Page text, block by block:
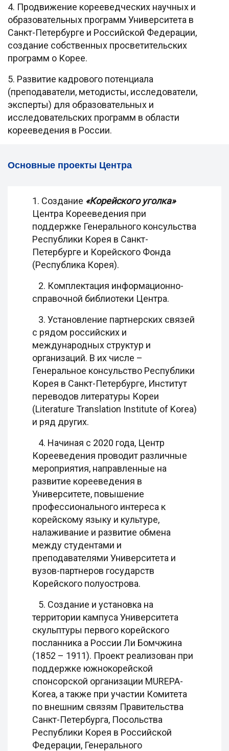
4. Продвижение корееведческих научных и
образовательных программ Университета в
Санкт-Петербурге и Российской Федерации,
создание собственных просветительских
программ о Корее.
5. Развитие кадрового потенциала
(преподаватели, методисты, исследователи,
эксперты) для образовательных и
исследовательских программ в области
корееведения в России.
Основные проекты Центра
1. Создание «Корейского уголка»
Центра Корееведения при
поддержке Генерального консульства
Республики Корея в Санкт-
Петербурге и Корейского Фонда
(Республика Корея).
2. Комплектация информационно-
справочной библиотеки Центра.
3. Установление партнерских связей
с рядом российских и
международных структур и
организаций. В их числе –
Генеральное консульство Республики
Корея в Санкт-Петербурге, Институт
переводов литературы Кореи
(Literature Translation Institute of Korea)
и ряд других.
4. Начиная с 2020 года, Центр
Корееведения проводит различные
мероприятия, направленные на
развитие корееведения в
Университете, повышение
профессионального интереса к
корейскому языку и культуре,
налаживание и развитие обмена
между студентами и
преподавателями Университета и
вузов-партнеров государств
Корейского полуострова.
5. Создание и установка на
территории кампуса Университета
скульптуры первого корейского
посланника а России Ли Бомчжина
(1852 – 1911). Проект реализован при
поддержке южнокорейской
спонсорской организации MUREPA-
Korea, а также при участии Комитета
по внешним связям Правительства
Санкт-Петербурга, Посольства
Республики Корея в Российской
Федерации, Генерального